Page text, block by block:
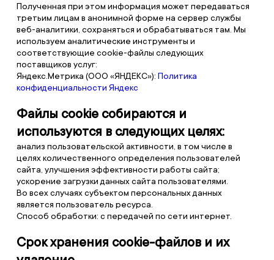
Полученная при этом информация может передаваться
третьим лицам в анонимной форме на сервер службы
веб-аналитики, сохраняться и обрабатываться там. Мы
используем аналитические инструменты и
соответствующие cookie-файлы следующих
поставщиков услуг:
Яндекс.Метрика (ООО «ЯНДЕКС»): Политика
конфиденциальности Яндекс
Файлы cookie собираются и
используются в следующих целях:
анализ пользовательской активности, в том числе в
целях количественного определения пользователей
сайта, улучшения эффективности работы сайта;
ускорение загрузки данных сайта пользователями.
Во всех случаях субъектом персональных данных
является пользователь ресурса.
Способ обработки: с передачей по сети интернет.
Срок хранения cookie-файлов и их